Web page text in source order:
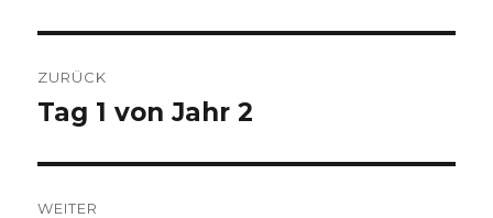
ZURÜCK
Vorheriger
Tag 1 von Jahr 2
WEITER